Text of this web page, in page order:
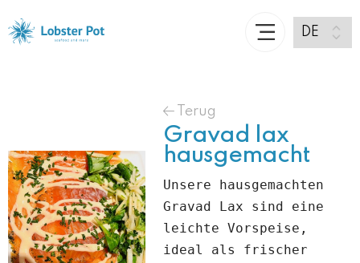
Terug
Gravad lax
hausgemacht
Unsere hausgemachten
Gravad Lax sind eine
leichte Vorspeise,
ideal als frischer